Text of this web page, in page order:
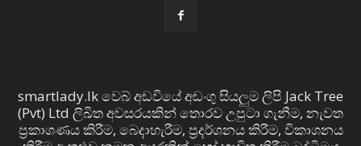
smartlady.lk වෙබ් අඩවියේ අඩංගු සියලුම ලිපි Jack Tree
(Pvt) Ltd ලිඛිත අවසරයකින් තොරව උපුටා ගැනීම, නැවත
ප්‍රකාශණය කිරීම, බෙදාහැරීම, ප්‍රදර්ශනය කිරීම, විකාශනය